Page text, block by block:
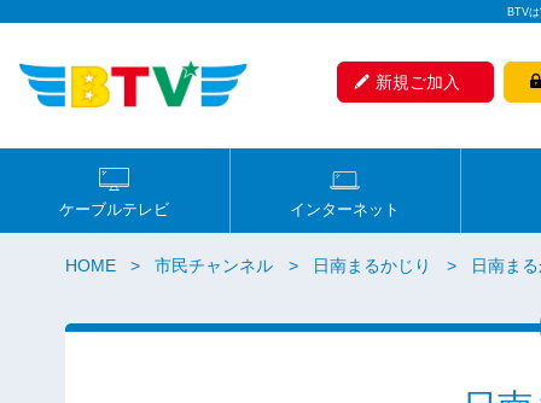
BTV
新規ご加入
ケーブルテレビ インターネット
HOME 市民チャンネル 日南まるかじり 日南ま